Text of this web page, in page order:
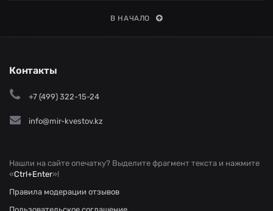
В НАЧАЛО
Контакты
+7 (499) 322-15-24
info@mir-kvestov.kz
Нашли на сайте опечатку? Выделите фрагмент текста и нажмите
«Ctrl+Enter»!
Правила модерации отзывов